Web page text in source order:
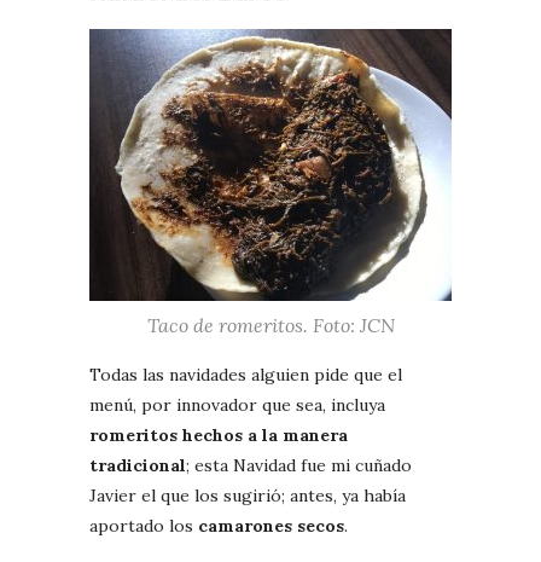
Taco de romeritos. Foto: JCN
Todas las navidades alguien pide que el
menú, por innovador que sea, incluya
romeritos hechos a la manera
tradicional; esta Navidad fue mi cuñado
Javier el que los sugirió; antes, ya había
aportado los camarones secos.